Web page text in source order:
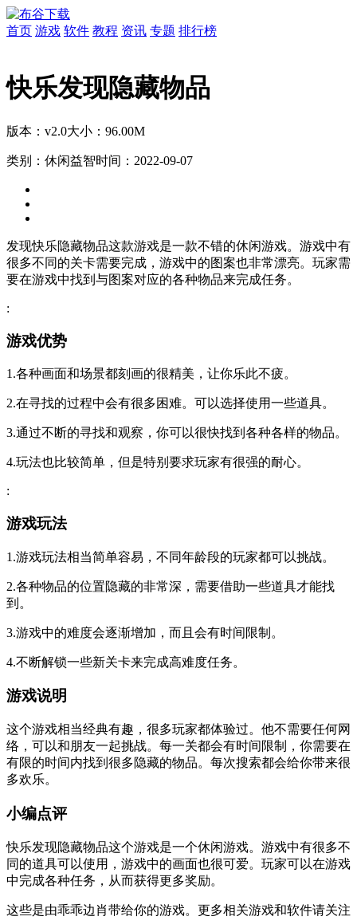
首页 游戏 软件 教程 资讯 专题 排行榜
快乐发现隐藏物品
版本：v2.0大小：96.00M
类别：休闲益智时间：2022-09-07
发现快乐隐藏物品这款游戏是一款不错的休闲游戏。游戏中有
很多不同的关卡需要完成，游戏中的图案也非常漂亮。玩家需
要在游戏中找到与图案对应的各种物品来完成任务。
:
游戏优势
1.各种画面和场景都刻画的很精美，让你乐此不疲。
2.在寻找的过程中会有很多困难。可以选择使用一些道具。
3.通过不断的寻找和观察，你可以很快找到各种各样的物品。
4.玩法也比较简单，但是特别要求玩家有很强的耐心。
:
游戏玩法
1.游戏玩法相当简单容易，不同年龄段的玩家都可以挑战。
2.各种物品的位置隐藏的非常深，需要借助一些道具才能找
到。
3.游戏中的难度会逐渐增加，而且会有时间限制。
4.不断解锁一些新关卡来完成高难度任务。
游戏说明
这个游戏相当经典有趣，很多玩家都体验过。他不需要任何网
络，可以和朋友一起挑战。每一关都会有时间限制，你需要在
有限的时间内找到很多隐藏的物品。每次搜索都会给你带来很
多欢乐。
小编点评
快乐发现隐藏物品这个游戏是一个休闲游戏。游戏中有很多不
同的道具可以使用，游戏中的画面也很可爱。玩家可以在游戏
中完成各种任务，从而获得更多奖励。
这些是由乖乖边肖带给你的游戏。更多相关游戏和软件请关注